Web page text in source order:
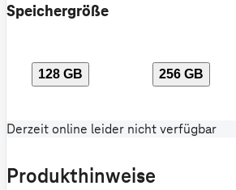
Speichergröße
128 GB 256 GB
Derzeit online leider nicht verfügbar
Produkthinweise